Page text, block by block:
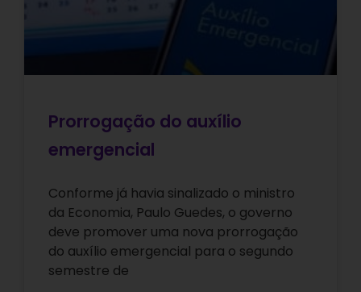
Prorrogação do auxílio
emergencial
Conforme já havia sinalizado o ministro
da Economia, Paulo Guedes, o governo
deve promover uma nova prorrogação
do auxílio emergencial para o segundo
semestre de